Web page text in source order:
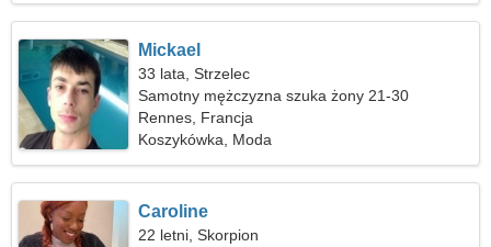
Mickael
33 lata, Strzelec
Samotny mężczyzna szuka żony 21-30
Rennes, Francja
Koszykówka, Moda
Caroline
22 letni, Skorpion